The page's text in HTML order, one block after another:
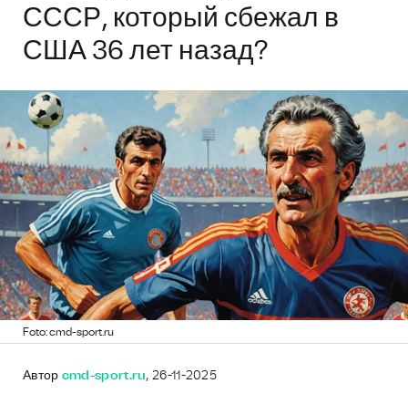
СССР, который сбежал в
США 36 лет назад?
Foto: cmd-sport.ru
Автор cmd-sport.ru, 26-11-2025